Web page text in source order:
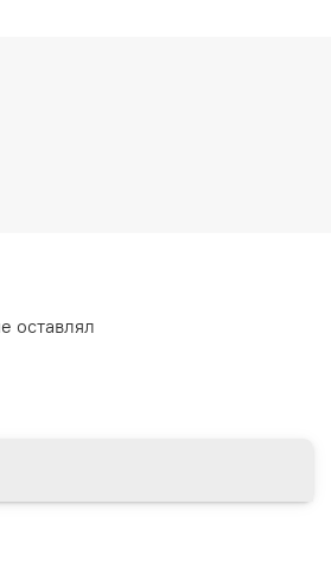
для вязания
отличаются высокой прочностью
защищены от коррозии.
марки рукодельницы выбирают
цена-качество.
оставлял